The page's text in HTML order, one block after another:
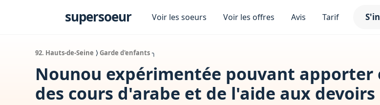
supersoeur Voir les soeurs Voir les offres Avis Tarif
92. Hauts-de-Seine ⟩Garde d'enfants ╮
Nounou expérimentée pouvant apporter
des cours d'arabe et de l'aide aux devoirs